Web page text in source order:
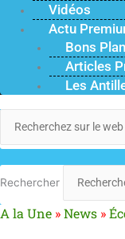
Vidéos
Actu
Bons
Articles
Les
Rechercher
A la Une »News »